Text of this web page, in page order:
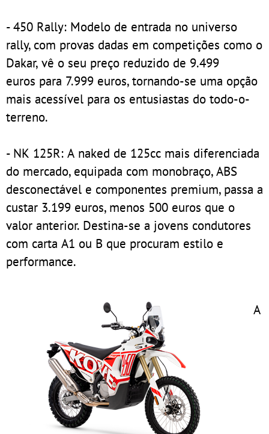
- 450 Rally: Modelo de entrada no universo
rally, com provas dadas em competições como o
Dakar, vê o seu preço reduzido de 9.499
euros para 7.999 euros, tornando-se uma opção
mais acessível para os entusiastas do todo-o-
terreno.
- NK 125R: A naked de 125cc mais diferenciada
do mercado, equipada com monobraço, ABS
desconectável e componentes premium, passa a
custar 3.199 euros, menos 500 euros que o
valor anterior. Destina-se a jovens condutores
com carta A1 ou B que procuram estilo e
performance.
A